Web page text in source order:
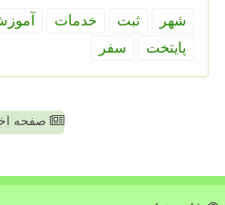
شهر ثبت خدمات
پایتخت
سفر
صفحه